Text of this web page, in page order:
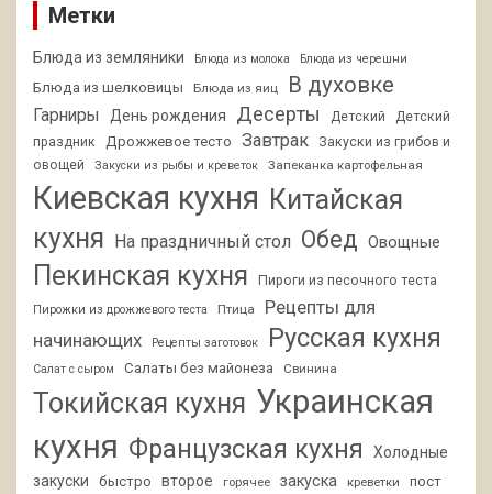
Метки
Блюда из земляники Блюда из молока Блюда из черешни
Блюда из шелковицы Блюда из яиц В духовке
Гарниры День рождения Десерты Детский
Детский
праздник
Дрожжевое тесто Завтрак
Закуски из грибов и
овощей
Закуски из рыбы и креветок Запеканка картофельная
Киевская кухня Китайская
кухня На праздничный стол Обед Овощные
Пекинская кухня Пироги из песочного теста
Пирожки из дрожжевого теста Птица
Рецепты для
начинающих
Рецепты заготовок Русская кухня
Салат с сыром Салаты без майонеза Свинина
Токийская кухня Украинская
кухня Французская кухня
Холодные
закуски
быстро второе горячее закуска креветки пост